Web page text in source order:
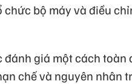
bộ máy và điều
giá một cách toàn
chế và nguyên nhân